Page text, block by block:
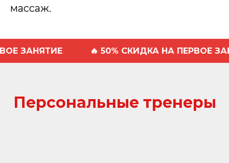
массаж.
🔥 50% СКИДКА НА ПЕРВОЕ ЗАНЯТИЕ
Персональные тренеры